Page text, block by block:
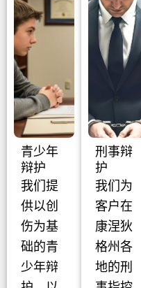
青少年
辩护
我们提
供以创
伤为基
础的青
少年辩
刑事辩
护
我们为
客户在
康涅狄
格州各
地的刑